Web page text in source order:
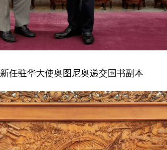
任驻华大使奥图尼奥递交国书副本